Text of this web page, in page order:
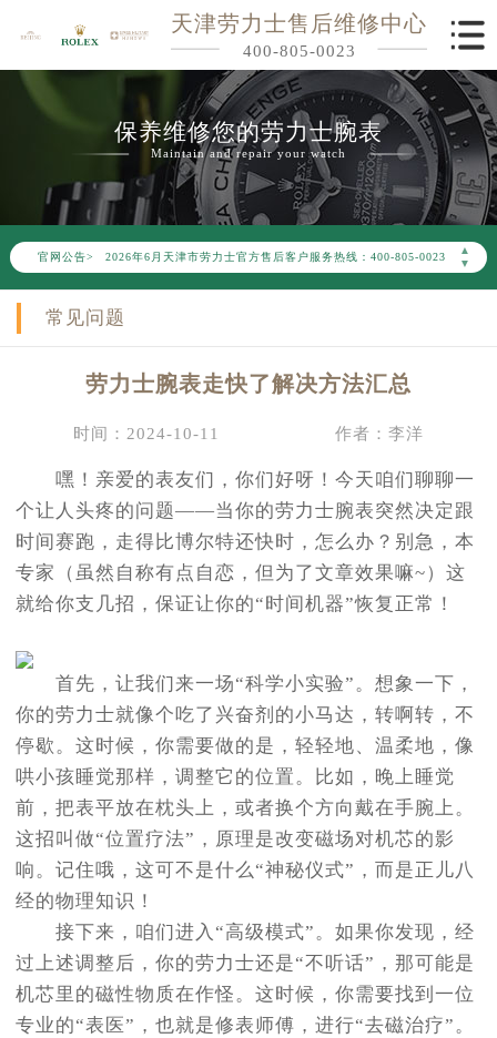
天津劳力士售后维修中心
400-805-0023
保养维修您的劳力士腕表
Maintain and repair your watch
官网公告>
▲
▼
2026年6月劳力士天津市售后服务网络优化升级公告
2026年6月天津市劳力士官方售后客户服务热线：400-805-0023
2026年6月劳力士售后服务中心最新网点地址：
节假日正常营业！
常见问题
劳力士腕表走快了解决方法汇总
时间：2024-10-11 作者：李洋
嘿！亲爱的表友们，你们好呀！今天咱们聊聊一
个让人头疼的问题——当你的劳力士腕表突然决定跟
时间赛跑，走得比博尔特还快时，怎么办？别急，本
专家（虽然自称有点自恋，但为了文章效果嘛~）这
就给你支几招，保证让你的“时间机器”恢复正常！
首先，让我们来一场“科学小实验”。想象一下，
你的劳力士就像个吃了兴奋剂的小马达，转啊转，不
停歇。这时候，你需要做的是，轻轻地、温柔地，像
哄小孩睡觉那样，调整它的位置。比如，晚上睡觉
前，把表平放在枕头上，或者换个方向戴在手腕上。
这招叫做“位置疗法”，原理是改变磁场对机芯的影
响。记住哦，这可不是什么“神秘仪式”，而是正儿八
经的物理知识！
接下来，咱们进入“高级模式”。如果你发现，经
过上述调整后，你的劳力士还是“不听话”，那可能是
机芯里的磁性物质在作怪。这时候，你需要找到一位
专业的“表医”，也就是修表师傅，进行“去磁治疗”。